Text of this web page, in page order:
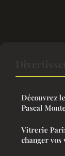
Découvrez
Pascal
Vitrerie
changer vos